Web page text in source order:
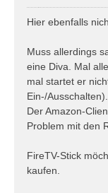
e
i
a
g
Hier ebenfalls
Muss allerdings
eine Diva. Mal
mal startet er
Ein-/Ausschalten).
Der Amazon-
Problem mit den
FireTV-Stick
kaufen.